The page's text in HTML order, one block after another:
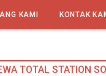
KAMI KONTAK
TOTAL STATION